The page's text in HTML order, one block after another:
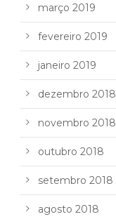
março 2019
fevereiro 2019
janeiro 2019
dezembro 2018
novembro 2018
outubro 2018
setembro 2018
agosto 2018